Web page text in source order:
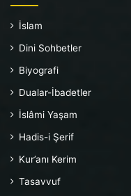
İslam
Dini Sohbetler
Biyografi
Dualar-İbadetler
İslâmi Yaşam
Hadis-i Şerif
Kur’anı Kerim
Tasavvuf